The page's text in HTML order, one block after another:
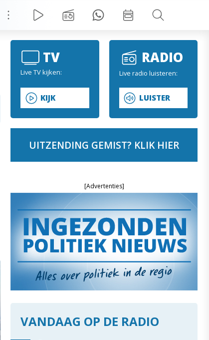
TV
Live TV kijken:
KIJK
RADIO
Live radio luisteren:
LUISTER
UITZENDING GEMIST? KLIK HIER
[Advertenties]
VANDAAG OP DE RADIO